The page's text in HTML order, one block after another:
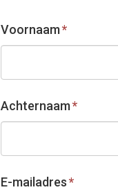
Voornaam*
Achternaam*
E-mailadres*